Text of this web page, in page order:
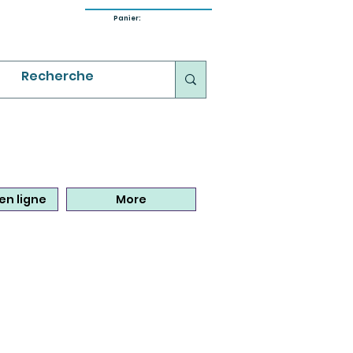
Panier:
ligne More